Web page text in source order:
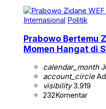
Internasional Politik
Prabowo Bertemu
Momen Hangat di
calendar_month
account_circle
visibility3.919
232Komentar